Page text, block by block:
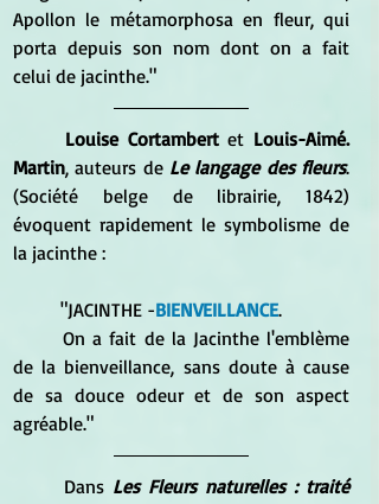
Apollon le métamorphosa en fleur, qui
porta depuis son nom dont on a fait
celui de jacinthe."
Louise Cortambert et Louis-Aimé.
Martin, auteurs de Le langage des fleurs.
(Société belge de librairie, 1842)
évoquent rapidement le symbolisme de
la jacinthe :
	"JACINTHE -
BIENVEILLANCE.
	On a fait de la Jacinthe l'emblème
de la bienveillance, sans doute à cause
de sa douce odeur et de son aspect
agréable."
	Dans
Les Fleurs naturelles : traité